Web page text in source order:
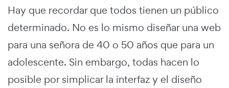
Hay que recordar que todos tienen un público
determinado. No es lo mismo diseñar una web
para una señora de 40 o 50 años que para un
adolescente. Sin embargo, todas hacen lo
posible por simplicar la interfaz y el diseño